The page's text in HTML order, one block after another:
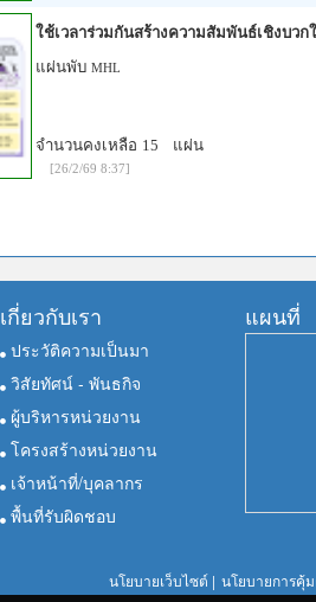
ใช้เวลาร่วมกันสร้างความสัมพันธ์เชิงบว
แผ่นพับ MHL
จำนวนคงเหลือ 15 แผ่น
[26/2/69 8:37]
เกี่ยวกับเรา
ประวัติความเป็นมา
วิสัยทัศน์ - พันธกิจ
ผู้บริหารหน่วยงาน
โครงสร้างหน่วยงาน
เจ้าหน้าที่/บุคลากร
พื้นที่รับผิดชอบ
แผนที่
นโยบายเว็บไซต์| นโยบายการคุ้